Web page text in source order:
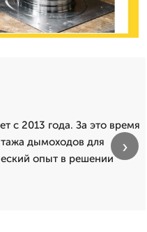
с 2013 года. За это время
дымоходов для
опыт в решении
›